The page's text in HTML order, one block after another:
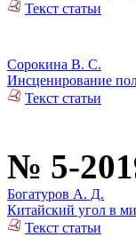
Текст статьи
Сорокина В. С.
Инсценирование
Текст статьи
№ 5-
Богатуров А. Д.
Китайский угол в
Текст статьи